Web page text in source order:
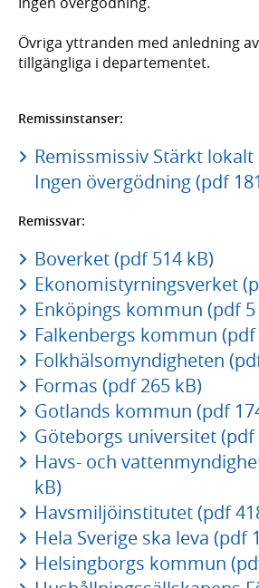
Övriga yttranden med anledning
tillgängliga i departementet.
Remissinstanser:
Remissmissiv Stärkt
Ingen övergödning (pdf
Remissvar:
Boverket (pdf 514 kB)
Ekonomistyrningsverket
Enköpings kommun (pdf 5
Falkenbergs kommun (pdf
Folkhälsomyndigheten
Formas (pdf 265 kB)
Gotlands kommun (pdf
Göteborgs universitet (pdf
Havs- och
kB)
Havsmiljöinstitutet (pdf
Hela Sverige ska leva (pdf
Helsingborgs kommun